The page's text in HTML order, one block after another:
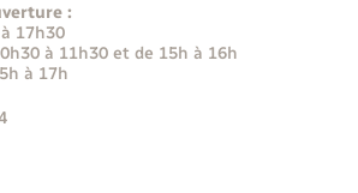
:
17h30
à 11h30 et de 15h à 16h
à 17h